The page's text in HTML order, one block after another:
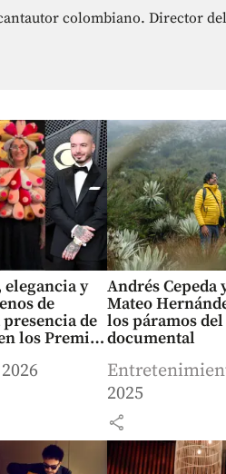
colombiano. Director
elegancia y
de
de
los Premios
Andrés
Mateo
los páramos
documental
2025
share